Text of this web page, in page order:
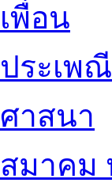
เพื่อน
ประเพ
ศาสนา
สมาคม